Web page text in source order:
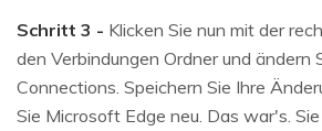
Schritt 3 - Klicken Sie nun mit der
den Verbindungen Ordner und ändern
Connections. Speichern Sie Ihre
Sie Microsoft Edge neu. Das war's.